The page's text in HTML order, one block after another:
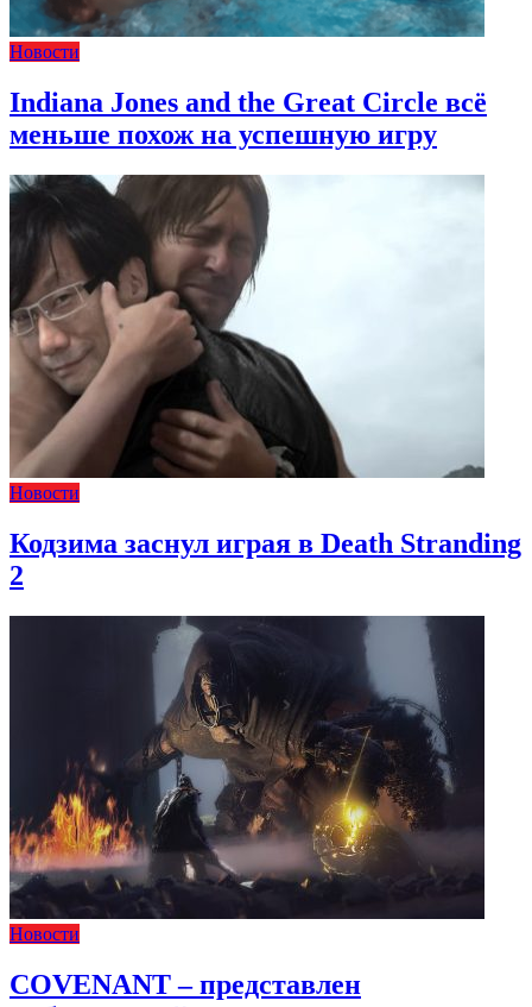
Новости
Indiana Jones and the Great Circle всё
меньше похож на успешную игру
Новости
Кодзима заснул играя в Death Stranding
2
Новости
COVENANT – представлен